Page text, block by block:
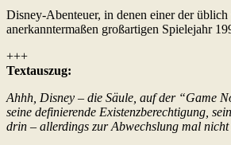
Disney-Abenteuer, in denen einer der
anerkanntermaßen großartigen Spielejahr
+++
Textauszug:
Ahhh, Disney – die Säule, auf der “Game
seine definierende Existenzberechtigung,
drin – allerdings zur Abwechslung mal